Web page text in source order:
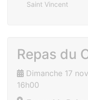
Saint Vincent
Repas du
Dimanche 17
16h00